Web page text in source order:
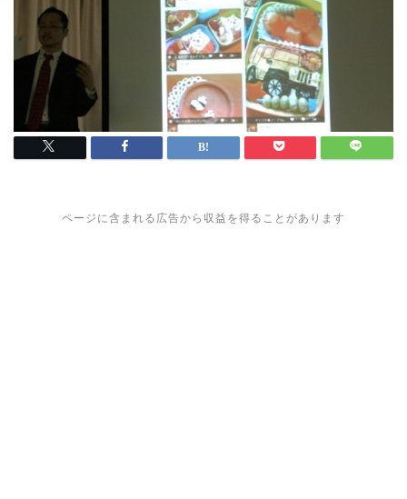
ページに含まれる広告から収益を得ることがあります